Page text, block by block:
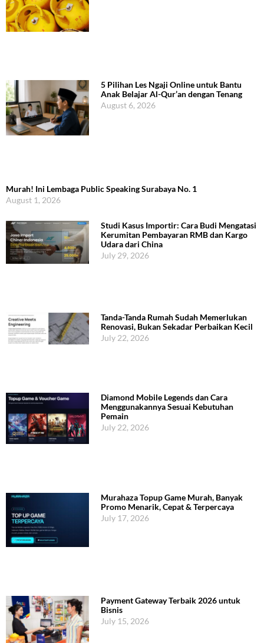
5 Pilihan Les Ngaji Online untuk Bantu
Anak Belajar Al-Qur’an dengan Tenang
August 6, 2026
Murah! Ini Lembaga Public Speaking Surabaya No. 1
August 1, 2026
Studi Kasus Importir: Cara Budi Mengatasi
Kerumitan Pembayaran RMB dan Kargo
Udara dari China
July 29, 2026
Tanda-Tanda Rumah Sudah Memerlukan
Renovasi, Bukan Sekadar Perbaikan Kecil
July 22, 2026
Diamond Mobile Legends dan Cara
Menggunakannya Sesuai Kebutuhan
Pemain
July 22, 2026
Murahaza Topup Game Murah, Banyak
Promo Menarik, Cepat & Terpercaya
July 17, 2026
Payment Gateway Terbaik 2026 untuk
Bisnis
July 15, 2026